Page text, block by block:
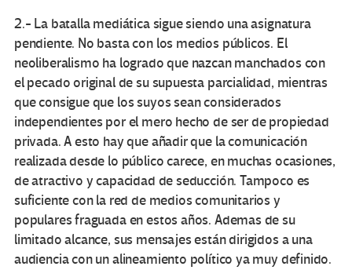
2.- La batalla mediática sigue siendo una asignatura
pendiente. No basta con los medios públicos. El
neoliberalismo ha logrado que nazcan manchados con
el pecado original de su supuesta parcialidad, mientras
que consigue que los suyos sean considerados
independientes por el mero hecho de ser de propiedad
privada. A esto hay que añadir que la comunicación
realizada desde lo público carece, en muchas ocasiones,
de atractivo y capacidad de seducción. Tampoco es
suficiente con la red de medios comunitarios y
populares fraguada en estos años. Ademas de su
limitado alcance, sus mensajes están dirigidos a una
audiencia con un alineamiento político ya muy definido.